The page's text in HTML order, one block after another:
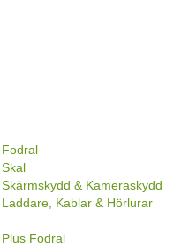
& Kameraskydd
Kablar & Hörlurar
Fodral